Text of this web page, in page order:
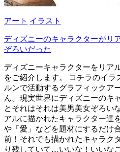
アート イラスト
ディズニーのキャラクターがリ
ぞろいだった
ディズニーキャラクターをリア
をご紹介します。 コチラのイラ
ルンで活動するグラフィックア
ん。現実世界にディズニーのキ
とそれはそれは美男美女ぞろい
アルに描かれたキャラクター達
や「愛」などを題材にするだけ
前！それでも描かれたキャラク
り残していて…いいな！いいな